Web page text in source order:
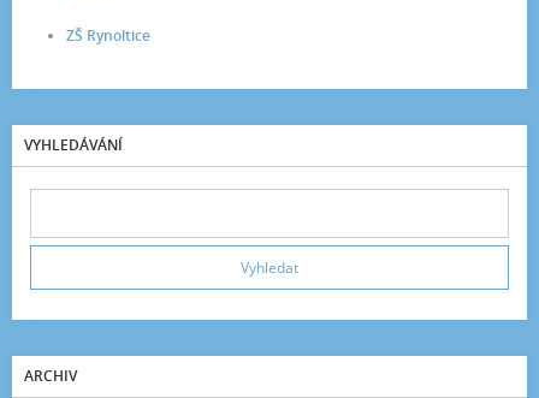
ZŠ Rynoltice
VYHLEDÁVÁNÍ
ARCHIV